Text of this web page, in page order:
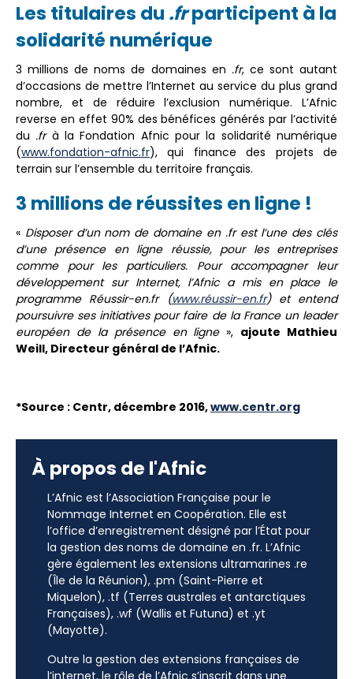
Les titulaires du .frparticipent à la
solidarité numérique
3 millions de noms de domaines en .fr, ce sont autant
d’occasions de mettre l’Internet au service du plus grand
nombre, et de réduire l’exclusion numérique. L’Afnic
reverse en effet 90% des bénéfices générés par l’activité
du.frà la Fondation Afnic pour la solidarité numérique
(www.fondation-afnic.fr), qui finance des projets de
terrain sur l’ensemble du territoire français.
3 millions de réussites en ligne !
« Disposer d’un nom de domaine en .fr est l’une des clés
d’une présence en ligne réussie, pour les entreprises
comme pour les particuliers. Pour accompagner leur
développement sur Internet, l’Afnic a mis en place le
programme Réussir-en.fr (www.réussir-en.fr) et entend
poursuivre ses initiatives pour faire de la France un leader
européen de la présence en ligne», ajoute Mathieu
Weill, Directeur général de l’Afnic.
*Source : Centr, décembre 2016,www.centr.org
À propos de l'Afnic
L’Afnic est l’Association Française pour le
Nommage Internet en Coopération. Elle est
l’office d’enregistrement désigné par l’État pour
la gestion des noms de domaine en .fr. L’Afnic
gère également les extensions ultramarines .re
(Île de la Réunion), .pm (Saint-Pierre et
Miquelon), .tf (Terres australes et antarctiques
Françaises), .wf (Wallis et Futuna) et .yt
(Mayotte).
Outre la gestion des extensions françaises de